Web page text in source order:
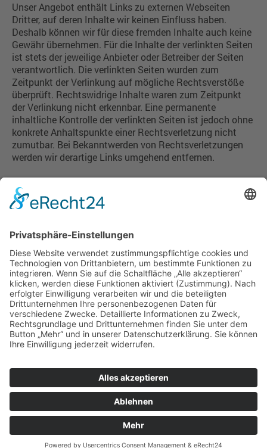
Unser Angebot enthält Links zu externen Webseiten
Dritter, auf deren Inhalte wir keinen Einfluss haben.
Deshalb können wir für diese fremden Inhalte auch keine
Gewähr übernehmen. Für die Inhalte der verlinkten Seiten
ist stets der jeweilige Anbieter oder Betreiber der Seiten
verantwortlich. Die verlinkten Seiten wurden zum
Zeitpunkt der Verlinkung auf mögliche Rechtsverstöße
überprüft. Rechtswidrige Inhalte waren zum Zeitpunkt
der Verlinkung nicht erkennbar. Eine permanente
inhaltliche Kontrolle der verlinkten Seiten ist jedoch ohne
konkrete Anhaltspunkte einer Rechtsverletzung nicht
zumutbar. Bei Bekanntwerden von Rechtsverletzungen
werden wir derartige Links umgehend entfernen.
Die durch die Seitenbetreiber erstellten Inhalte und Werke
Urheberrecht. Die Vervielfältigung, Bearbeitung,
Verbreitung und jede Art der Verwertung außerhalb der
Grenzen des Urheberrechtes bedürfen der schriftlichen
Zustimmung des jeweiligen Autors bzw. Erstellers.
Downloads und Kopien dieser Seite sind nur für den
privaten, nicht kommerziellen Gebrauch gestattet.
Soweit die Inhalte auf dieser Seite nicht vom Betreiber
erstellt wurden, werden die Urheberrechte Dritter
beachtet. Insbesondere werden Inhalte Dritter als solche
gekennzeichnet. Sollten Sie trotzdem auf eine
um einen entsprechenden Hinweis. Bei Bekanntwerden
von Rechtsverletzungen werden wir derartige Inhalte
umgehend entfernen.
Druckversion|Sitemap
© Neue Energien Bremerhaven-
Cuxland eG
Login